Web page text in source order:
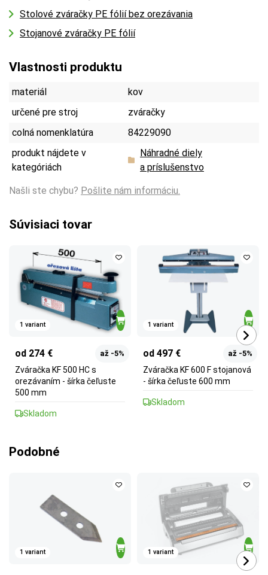
Stolové zváračky PE fólií bez orezávania
Stojanové zváračky PE fólií
Vlastnosti produktu
materiál
kov
určené pre stroj
zváračky
colná nomenklatúra
84229090
produkt nájdete v
kategóriách
Náhradné diely
a príslušenstvo
Našli ste chybu? Pošlite nám informáciu.
Súvisiaci tovar
1 variant
od 274 € až -5%
Zváračka KF 500 HC s
orezávaním - šírka čeľuste
500 mm
Skladom
1 variant
od 497 € až -5%
Zváračka KF 600 F stojanová
- šírka čeľuste 600 mm
Skladom
Podobné
1 variant 1 variant